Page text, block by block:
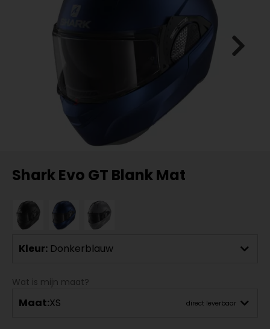
Shark Evo GT Blank Mat
Kleur: Donkerblauw
Wat is mijn maat?
Maat:XS direct leverbaar